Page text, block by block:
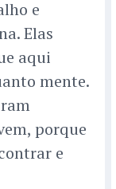
e
Elas
aqui
mente.
porque
e